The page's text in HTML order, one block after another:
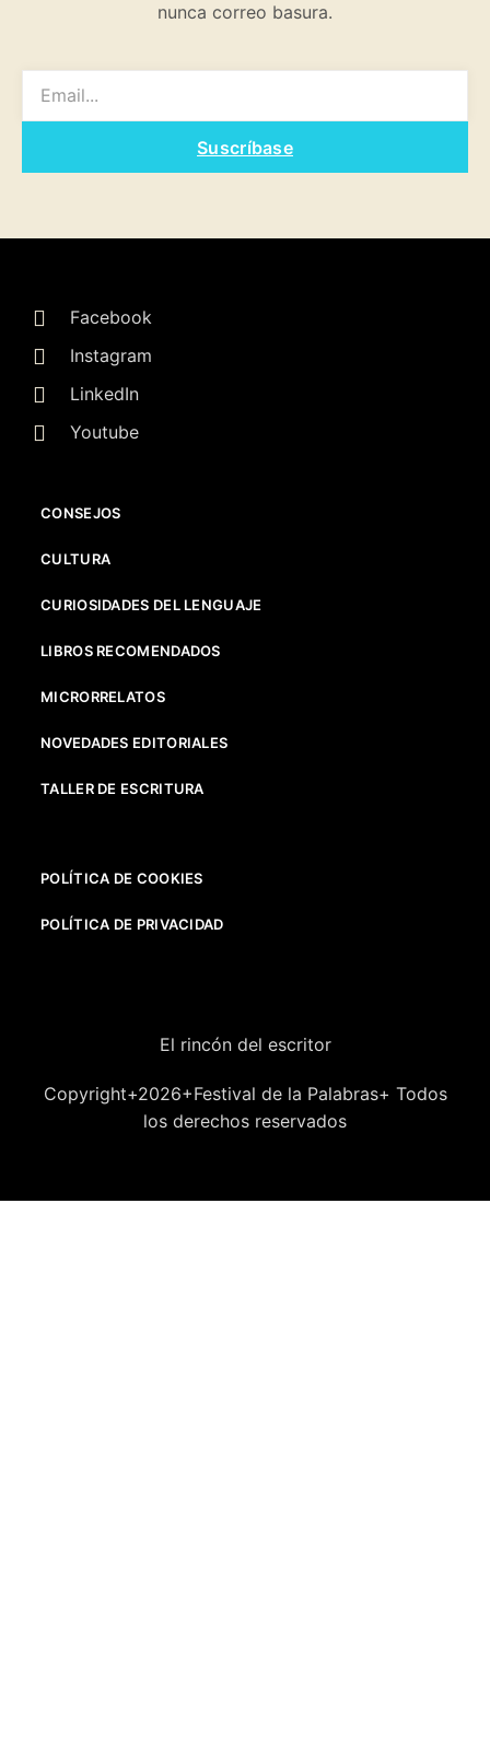
nunca correo basura.
Suscríbase
Facebook
Instagram
LinkedIn
Youtube
CONSEJOS
CULTURA
CURIOSIDADES DEL LENGUAJE
LIBROS RECOMENDADOS
MICRORRELATOS
NOVEDADES EDITORIALES
TALLER DE ESCRITURA
POLÍTICA DE COOKIES
POLÍTICA DE PRIVACIDAD
El rincón del escritor
Copyright+2026+Festival de la Palabras+ Todos
los derechos reservados